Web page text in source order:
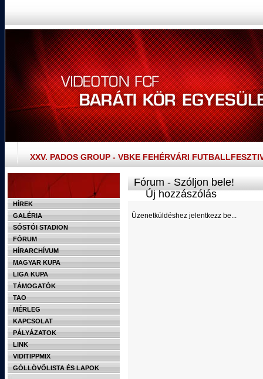
XXV. PADOS GROUP - VBKE FEHÉRVÁRI
HÍREK
GALÉRIA
SÓSTÓI STADION
FÓRUM
HÍRARCHÍVUM
MAGYAR KUPA
LIGA KUPA
TÁMOGATÓK
TAO
MÉRLEG
KAPCSOLAT
PÁLYÁZATOK
LINK
VIDITIPPMIX
GÓLLÖVŐLISTA ÉS LAPOK
Fórum - Szóljon bele!
Új hozzászólás
Üzenetküldéshez jelentkezz be...